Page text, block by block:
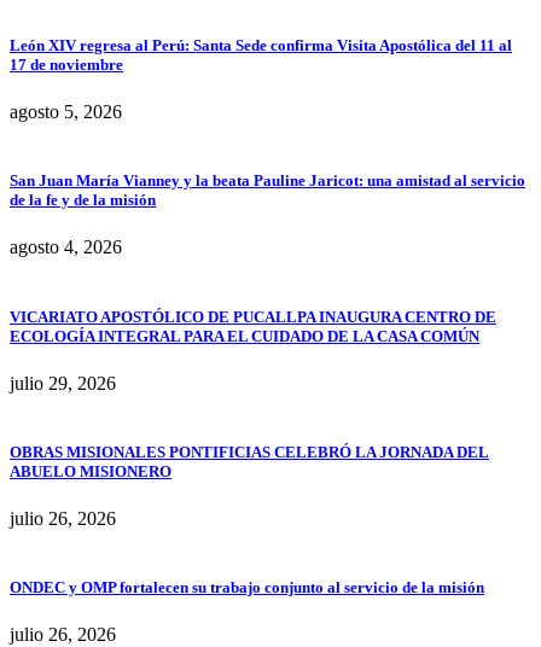
León XIV regresa al Perú: Santa Sede confirma Visita Apostólica del 11 al
17 de noviembre
agosto 5, 2026
San Juan María Vianney y la beata Pauline Jaricot: una amistad al servicio
de la fe y de la misión
agosto 4, 2026
VICARIATO APOSTÓLICO DE PUCALLPA INAUGURA CENTRO DE
ECOLOGÍA INTEGRAL PARA EL CUIDADO DE LA CASA COMÚN
julio 29, 2026
OBRAS MISIONALES PONTIFICIAS CELEBRÓ LA JORNADA DEL
ABUELO MISIONERO
julio 26, 2026
ONDEC y OMP fortalecen su trabajo conjunto al servicio de la misión
julio 26, 2026